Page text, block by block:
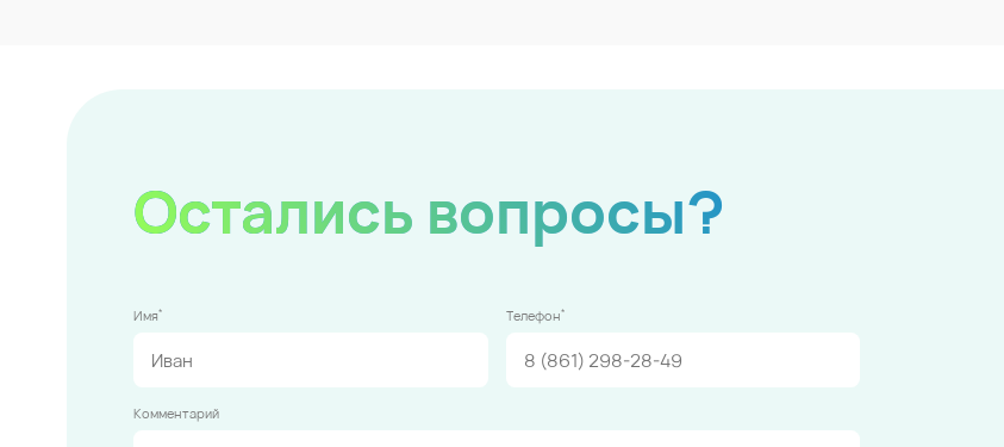
Остались вопросы?
Имя* Телефон*
Комментарий